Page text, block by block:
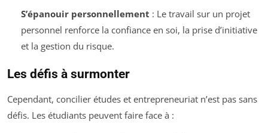
S’épanouir personnellement : Le travail sur un projet
personnel renforce la confiance en soi, la prise d’initiative
et la gestion du risque.
Les défis à surmonter
Cependant, concilier études et entrepreneuriat n’est pas sans
défis. Les étudiants peuvent faire face à :